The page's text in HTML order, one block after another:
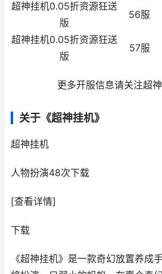
超神挂机0.05折资源狂送
版
56服
超神挂机0.05折资源狂送
版
57服
更多开服信息请关注超
关于《超神挂机》
超神挂机
人物扮演48次下载
[查看详情]
下载
《超神挂机》是一款奇幻放置养成